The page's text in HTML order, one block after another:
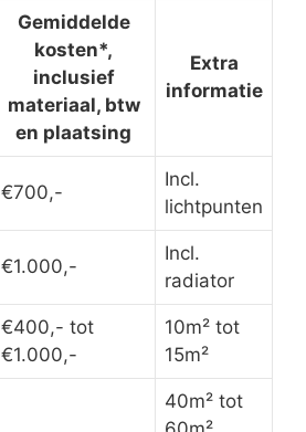
Gemiddelde
kosten*,
inclusief
materiaal, btw
en plaatsing
Extra
informatie
€700,-
Incl.
lichtpunten
€1.000,-
Incl.
radiator
€400,- tot
€1.000,-
10m² tot
15m²
40m² tot